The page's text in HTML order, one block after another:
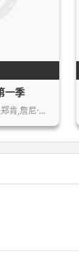
一季
肯,詹尼·…